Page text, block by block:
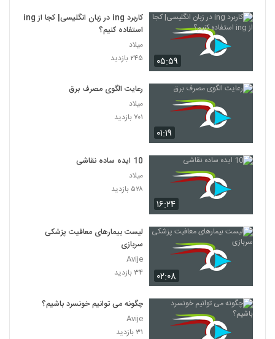
۰۵:۵۹
کاربرد ing در زبان انگلیسی| کجا از ing
استفاده کنیم؟
میلاد
۲۴۵ بازدید
۰۱:۱۹
رعایت الگوی مصرف برق
میلاد
۷۰۱ بازدید
۱۶:۲۴
10 ایده ساده نقاشی
میلاد
۵۲۸ بازدید
۰۲:۰۸
لیست بیمارهای معافیت پزشکی
سربازی
Avije
۳۴ بازدید
چگونه می توانیم خونسرد باشیم؟
Avije
۳۱ بازدید